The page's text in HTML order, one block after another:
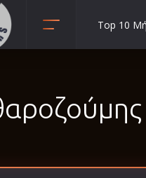
Αισθηματικές
Top 10